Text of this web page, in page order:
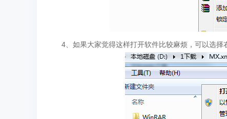
4、如果大家觉得这样打开软件比较麻烦，可以选择